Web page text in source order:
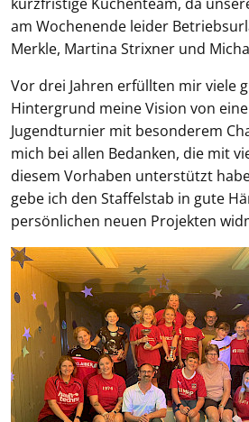
am Wochenende leider
Merkle, Martina Strixner und
Vor drei Jahren erfüllten mir viele
Hintergrund meine Vision von
Jugendturnier mit besonderem
mich bei allen Bedanken, die mit
diesem Vorhaben unterstützt
gebe ich den Staffelstab in gute
persönlichen neuen Projekten